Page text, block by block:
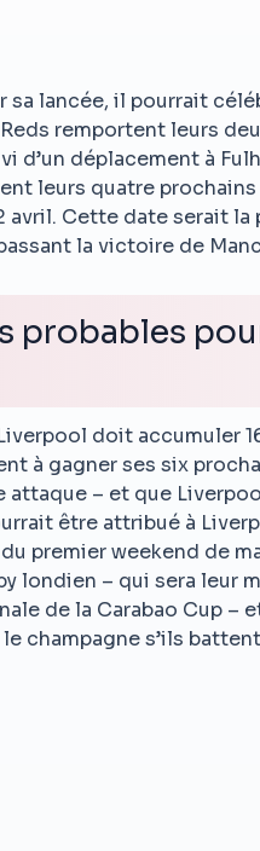
sa lancée, il pourrait
remportent leurs
d’un déplacement à
leurs quatre
avril. Cette date serait
la victoire de
probables
doit accumuler
à gagner ses six
attaque – et que
être attribué à
premier weekend de
londien – qui sera leur
de la Carabao Cup –
champagne s’ils